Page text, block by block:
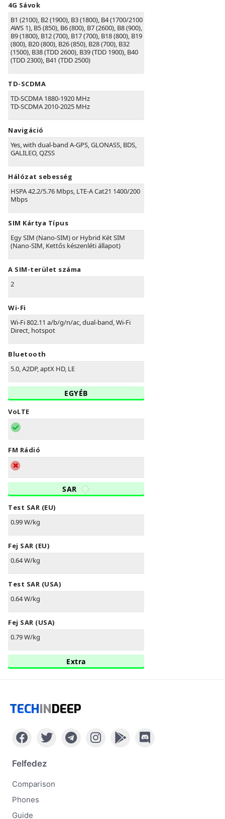
4G Sávok
B1 (2100), B2(1900), B3(1800), B4(1700/2100
AWS 1), B5(850), B6(800), B7(2600), B8(900),
B9(1800), B12(700), B17(700), B18(800), B19
(800), B20(800), B26(850), B28(700), B32
(1500), B38(TDD 2600), B39(TDD 1900), B40
(TDD 2300), B41 (TDD 2500)
TD-SCDMA
TD-SCDMA 1880-1920 MHz
TD-SCDMA 2010-2025 MHz
Navigáció
Yes, with dual-band A-GPS, GLONASS, BDS,
GALILEO, QZSS
Hálózat sebesség
HSPA 42.2/5.76 Mbps, LTE-A Cat21 1400/200
Mbps
SIM Kártya Típus
Egy SIM (Nano-SIM) or Hybrid Két SIM
(Nano-SIM, Kettős készenléti állapot)
A SIM-terület száma
2
Wi-Fi
Wi-Fi 802.11 a/b/g/n/ac, dual-band, Wi-Fi
Direct, hotspot
Bluetooth
5.0, A2DP, aptX HD, LE
EGYÉB
VoLTE
FM Rádió
SAR
Test SAR (EU)
0.99 W/kg
Fej SAR (EU)
0.64 W/kg
Test SAR (USA)
0.64 W/kg
Fej SAR (USA)
0.79 W/kg
Extra
TECHINDEEP
Felfedez
Comparison
Phones
Guide